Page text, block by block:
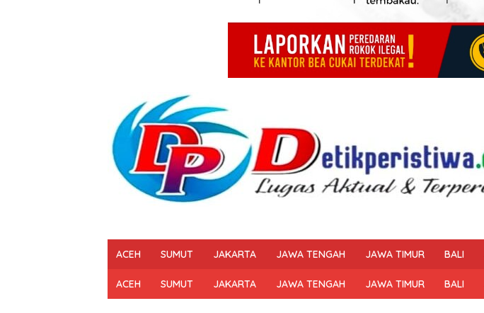
ACEH SUMUT JAKARTA JAWA TENGAH JAWA TIMUR BALI
ACEH SUMUT JAKARTA JAWA TENGAH JAWA TIMUR BALI